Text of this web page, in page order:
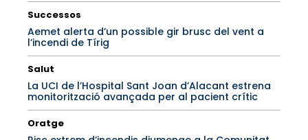
Successos
Aemet alerta d’un possible gir brusc del vent a
l’incendi de Tírig
Salut
La UCI de l’Hospital Sant Joan d’Alacant estrena
monitorització avançada per al pacient crític
Oratge